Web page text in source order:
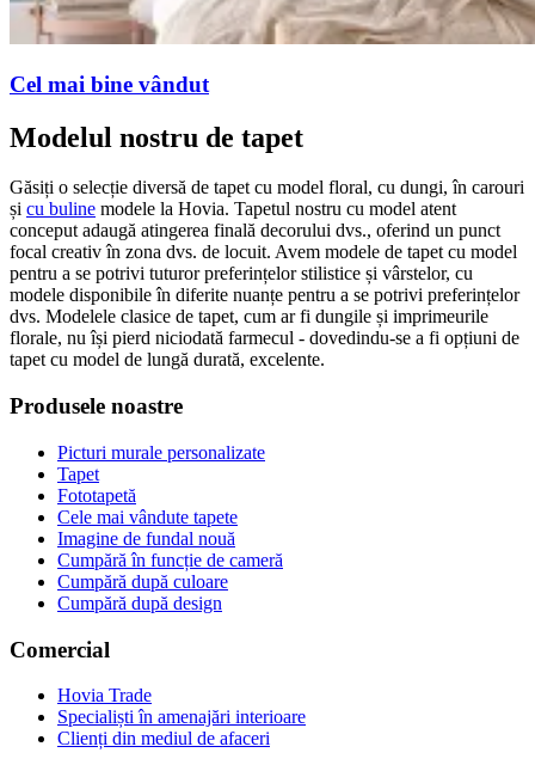
Cel mai bine vândut
Modelul nostru de tapet
Găsiți o selecție diversă de tapet cu model floral, cu dungi, în carouri
și cu buline modele la Hovia. Tapetul nostru cu model atent
conceput adaugă atingerea finală decorului dvs., oferind un punct
focal creativ în zona dvs. de locuit. Avem modele de tapet cu model
pentru a se potrivi tuturor preferințelor stilistice și vârstelor, cu
modele disponibile în diferite nuanțe pentru a se potrivi preferințelor
dvs. Modelele clasice de tapet, cum ar fi dungile și imprimeurile
florale, nu își pierd niciodată farmecul - dovedindu-se a fi opțiuni de
tapet cu model de lungă durată, excelente.
Produsele noastre
Picturi murale personalizate
Tapet
Fototapetă
Cele mai vândute tapete
Imagine de fundal nouă
Cumpără în funcție de cameră
Cumpără după culoare
Cumpără după design
Comercial
Hovia Trade
Specialiști în amenajări interioare
Clienți din mediul de afaceri